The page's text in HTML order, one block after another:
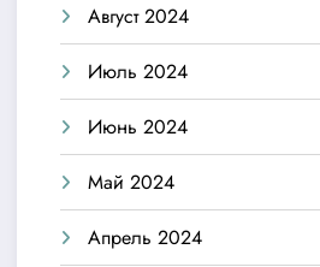
Август 2024
Июль 2024
Июнь 2024
Май 2024
Апрель 2024